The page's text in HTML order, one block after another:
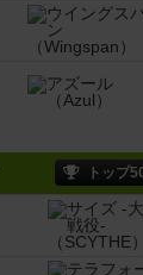
トップ